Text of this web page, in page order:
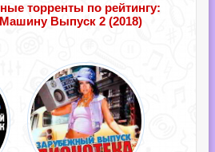
торренты по рейтингу:
Выпуск 2 (2018)